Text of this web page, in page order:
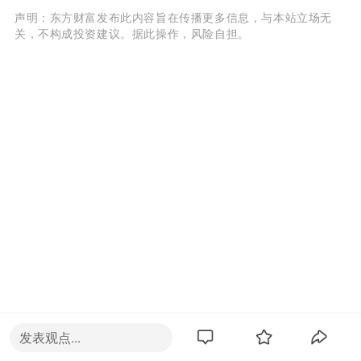
声明：东方财富发布此内容旨在传播更多信息，与本站立场无
关，不构成投资建议。据此操作，风险自担。
发表观点...